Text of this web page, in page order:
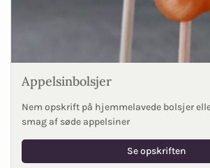
Appelsinbolsjer
Nem opskrift på hjemmelavede bolsjer
smag af søde appelsiner
Se opskriften